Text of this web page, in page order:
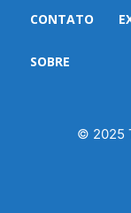
CONTATO
SOBRE
© 2025